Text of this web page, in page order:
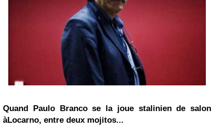
Quand Paulo Branco se la joue stalinien de salon
àLocarno, entre deux mojitos...